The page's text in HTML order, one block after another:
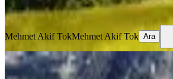
Ara
Mehmet Akif TokMehmet Akif Tok Ara
Andırın Çokak